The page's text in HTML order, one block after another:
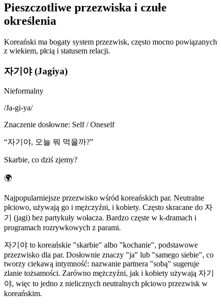
Pieszczotliwe przezwiska i czułe
określenia
Koreański ma bogaty system przezwisk, często mocno powiązanych
z wiekiem, płcią i statusem relacji.
자기야 (Jagiya)
Nieformalny
/Ja-gi-ya/
Znaczenie dosłowne: Self / Oneself
“자기야, 오늘 뭐 먹을까?”
Skarbie, co dziś zjemy?
🌍
Najpopularniejsze przezwisko wśród koreańskich par. Neutralne
płciowo, używają go i mężczyźni, i kobiety. Często skracane do 자
기 (jagi) bez partykuły wołacza. Bardzo częste w k-dramach i
programach rozrywkowych z parami.
자기야 to koreańskie "skarbie" albo "kochanie", podstawowe
przezwisko dla par. Dosłownie znaczy "ja" lub "samego siebie", co
tworzy ciekawą intymność: nazwanie partnera "sobą" sugeruje
zlanie tożsamości. Zarówno mężczyźni, jak i kobiety używają 자기
야, więc to jedno z nielicznych neutralnych płciowo przezwisk w
koreańskim.